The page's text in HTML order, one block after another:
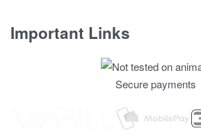
Important Links
Secure payments